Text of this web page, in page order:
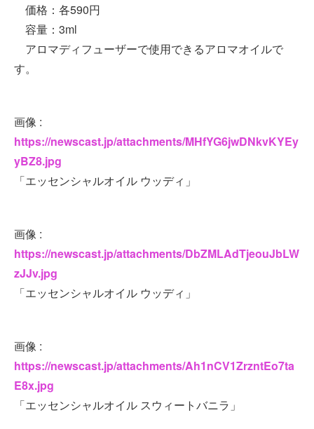
価格：各590円
容量：3ml
アロマディフューザーで使用できるアロマオイルで
す。
画像 :
https://newscast.jp/attachments/MHfYG6jwDNkvKYEy
yBZ8.jpg
「エッセンシャルオイル ウッディ」
画像 :
https://newscast.jp/attachments/DbZMLAdTjeouJbLW
zJJv.jpg
「エッセンシャルオイル ウッディ」
画像 :
https://newscast.jp/attachments/Ah1nCV1ZrzntEo7ta
E8x.jpg
「エッセンシャルオイル スウィートバニラ」